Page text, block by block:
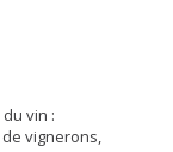
vin :
vignerons,